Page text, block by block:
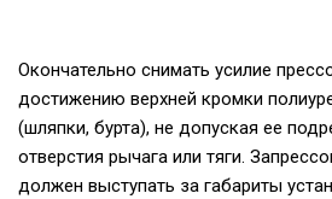
Окончательно снимать усилие
достижению верхней кромки
(шляпки, бурта), не допуская ее
отверстия рычага или тяги.
должен выступать за габариты